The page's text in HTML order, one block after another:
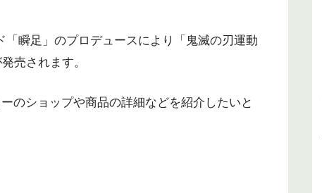
瞬足」のプロデュースにより「鬼滅の刃運動
売されます。
のショップや商品の詳細などを紹介したいと